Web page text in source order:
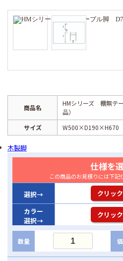
商品名
HMシリーズ 棚無テ
品）
サイズ
W500×D190×H670
木製脚
仕様を
この商品のお見積りには下記
選択→ クリッ
カラー
選択→
クリッ
数量